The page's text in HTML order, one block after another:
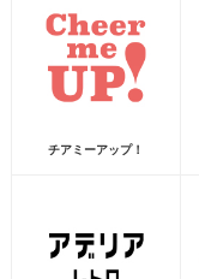
チアミーアップ！